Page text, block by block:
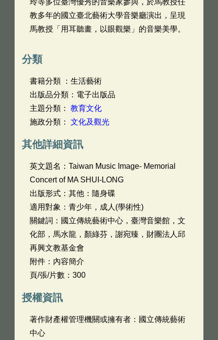
教多年的國立臺北藝術大學音樂廳演出，呈現
馬教授「用耳聽畫，以眼觀樂」的音樂美學。
分類
書籍分類 ：生活藝術
出版品分類：電子出版品
主題分類： 教育文化
施政分類： 文化及觀光
其他詳細資訊
英文題名： Taiwan Music Image- Memorial
Concert of MA SHUI-LONG
出版形式：其他：隨身碟
適用對象：青少年，成人(學術性)
關鍵詞：國立傳統藝術中心，臺灣音樂館，文
化部，馬水龍，顏綠芬，謝宛臻，財團法人邱
再興文教基金會
附件：內容簡介
頁/張/片數：300
授權資訊
著作財產權管理機關或擁有者：國立傳統藝術
中心